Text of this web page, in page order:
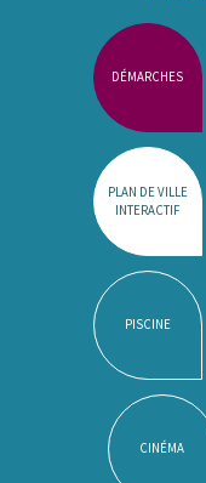
DÉMARCHES
PLAN DE VILLE
INTERACTIF
PISCINE
CINÉMA